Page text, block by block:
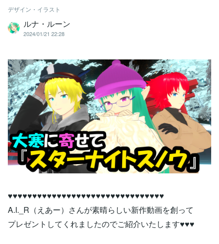
デザイン・イラスト
ルナ・ルーン
2024/01/21 22:28
♥♥♥♥♥♥♥♥♥♥♥♥♥♥♥♥♥♥♥♥♥♥♥♥♥♥♥♥♥♥♥♥
A.I._R（えあー）さんが素晴らしい新作動画を創って
プレゼントしてくれましたのでご紹介いたします♥♥♥